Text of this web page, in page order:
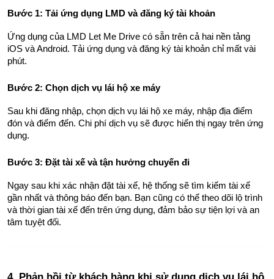
Bước 1: Tải ứng dụng LMD và đăng ký tài khoản
Ứng dụng của LMD Let Me Drive có sẵn trên cả hai nền tảng
iOS và Android. Tải ứng dụng và đăng ký tài khoản chỉ mất vài
phút.
Bước 2: Chọn dịch vụ lái hộ xe máy
Sau khi đăng nhập, chọn dịch vụ lái hộ xe máy, nhập địa điểm
đón và điểm đến. Chi phí dịch vụ sẽ được hiển thị ngay trên ứng
dụng.
Bước 3: Đặt tài xế và tận hưởng chuyến đi
Ngay sau khi xác nhận đặt tài xế, hệ thống sẽ tìm kiếm tài xế
gần nhất và thông báo đến bạn. Bạn cũng có thể theo dõi lộ trình
và thời gian tài xế đến trên ứng dụng, đảm bảo sự tiện lợi và an
tâm tuyệt đối.
4. Phản hồi từ khách hàng khi sử dụng dịch vụ lái hộ